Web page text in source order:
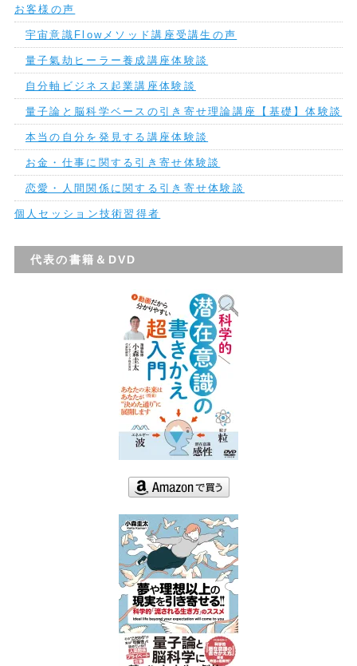
お客様の声
宇宙意識Flowメソッド講座受講生の声
量子氣劫ヒーラー養成講座体験談
自分軸ビジネス起業講座体験談
量子論と脳科学ベースの引き寄せ理論講座【基礎】体験談
本当の自分を発見する講座体験談
お金・仕事に関する引き寄せ体験談
恋愛・人間関係に関する引き寄せ体験談
個人セッション技術習得者
代表の書籍＆DVD